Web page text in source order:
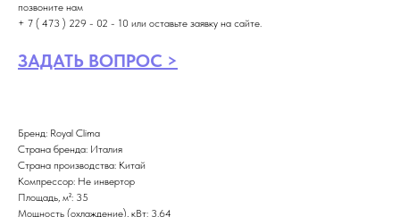
позвоните нам
+ 7 ( 473 ) 229 - 02 - 10 или оставьте заявку на сайте.
ЗАДАТЬ ВОПРОС >
Бренд: Royal Clima
Страна бренда: Италия
Страна производства: Китай
Компрессор: Не инвертор
Площадь, м²: 35
Мощность (охлаждение), кВт: 3.64